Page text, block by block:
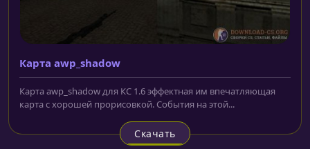
Карта awp_shadow
Карта awp_shadow для КС 1.6 эффектная им впечатляющая
карта с хорошей прорисовкой. События на этой...
Скачать